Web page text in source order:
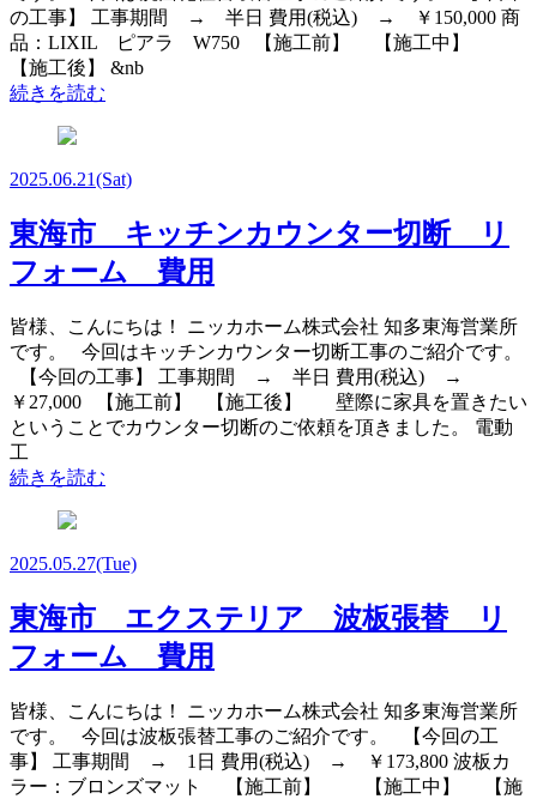
の工事】 工事期間 → 半日 費用(税込) → ￥150,000 商
品：LIXIL ピアラ W750 【施工前】 【施工中】
【施工後】 &nb
続きを読む
2025.06.21(Sat)
東海市 キッチンカウンター切断 リ
フォーム 費用
皆様、こんにちは！ ニッカホーム株式会社 知多東海営業所
です。 今回はキッチンカウンター切断工事のご紹介です。
【今回の工事】 工事期間 → 半日 費用(税込) →
￥27,000 【施工前】 【施工後】 壁際に家具を置きたい
ということでカウンター切断のご依頼を頂きました。 電動
工
続きを読む
2025.05.27(Tue)
東海市 エクステリア 波板張替 リ
フォーム 費用
皆様、こんにちは！ ニッカホーム株式会社 知多東海営業所
です。 今回は波板張替工事のご紹介です。 【今回の工
事】 工事期間 → 1日 費用(税込) → ￥173,800 波板カ
ラー：ブロンズマット 【施工前】 【施工中】 【施